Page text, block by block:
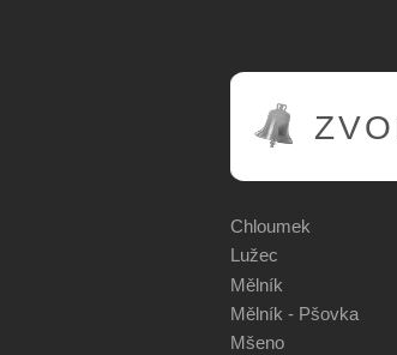
Chloumek
Lužec
Mělník
Mělník - Pšovka
Mšeno